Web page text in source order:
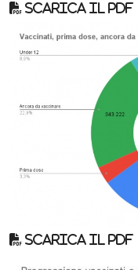
Scarica il pdf
Scarica il pdf